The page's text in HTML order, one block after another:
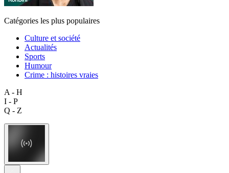
Catégories les plus populaires
Culture et société
Actualités
Sports
Humour
Crime : histoires vraies
A - H
I - P
Q - Z